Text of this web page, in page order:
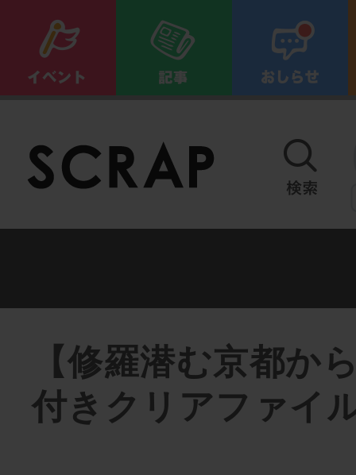
【修羅潜む京都か
付きクリアファイ